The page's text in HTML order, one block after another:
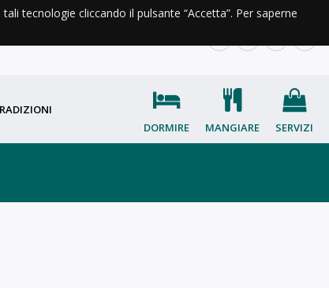
DORMIRE
MANGIARE SERVIZI
tecnologie cliccando il pulsante “Accetta”. Per saperne